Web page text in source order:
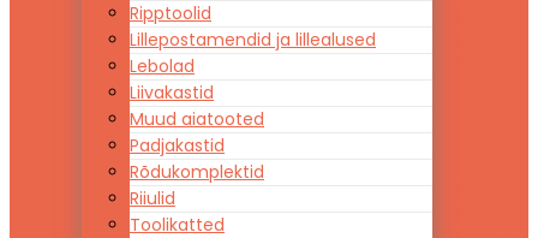
Ripptoolid
Lillepostamendid ja lillealused
Lebolad
Liivakastid
Muud aiatooted
Padjakastid
Rõdukomplektid
Riiulid
Toolikatted